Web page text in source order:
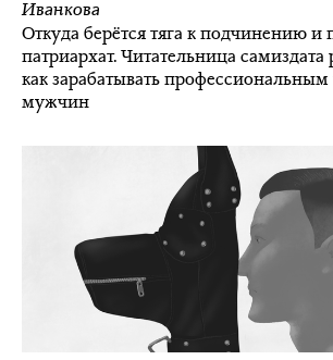
Иванкова
Откуда берётся тяга к подчинению и
патриархат. Читательница самиздата
как зарабатывать
мужчин